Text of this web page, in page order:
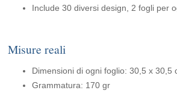
Include 30 diversi design, 2 fogli per
Misure reali
Dimensioni di ogni foglio: 30,5 x 30,5
Grammatura: 170 gr